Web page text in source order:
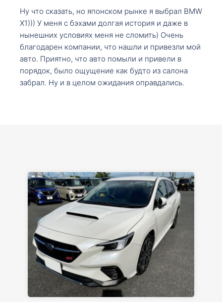
Ну что сказать, но японском рынке я выбрал BMW
X1))) У меня с бэхами долгая история и даже в
нынешних условиях меня не сломить) Очень
благодарен компании, что нашли и привезли мой
авто. Приятно, что авто помыли и привели в
порядок, было ощущение как будто из салона
забрал. Ну и в целом ожидания оправдались.